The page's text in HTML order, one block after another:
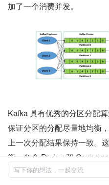
加了一个消费并发。
Kafka 具有优秀的分区分配
保证分区的分配尽量地均衡
上一次分配结果保持一致。
衡，各个 Broker 和
斜。
写下你的想法，一起交流